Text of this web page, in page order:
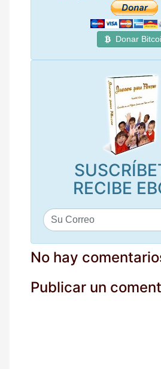
Donar
RECIBE
u
c
o
e
No hay
Publicar un